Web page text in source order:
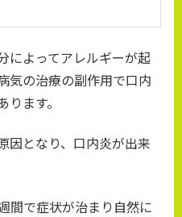
によってアレルギーが起
気の治療の副作用で口内
ます。
因となり、口内炎が出来
間で症状が治まり自然に